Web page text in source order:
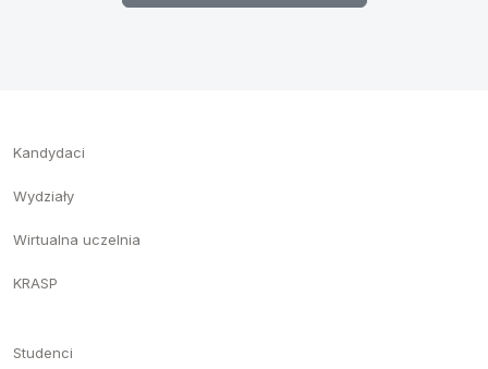
Kandydaci
Wydziały
Wirtualna uczelnia
KRASP
Studenci